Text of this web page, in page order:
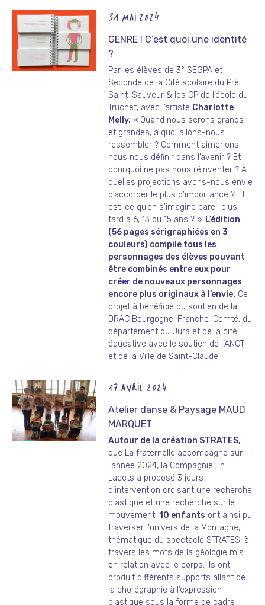
31 MAI 2024
GENRE ! C’est quoi une identité
?
Par les élèves de 3° SEGPA et
Seconde de la Cité scolaire du Pré
Saint-Sauveur & les CP de l’école du
Truchet, avec l’artiste Charlotte
Melly. « Quand nous serons grands
et grandes, à quoi allons-nous
ressembler ? Comment aimerions-
nous nous définir dans l’avenir ? Et
pourquoi ne pas nous réinventer ? À
quelles projections avons-nous envie
d’accorder le plus d’importance ? Et
est-ce qu’on s’imagine pareil plus
tard à 6, 13 ou 15 ans ? ». L’édition
(56 pages sérigraphiées en 3
couleurs) compile tous les
personnages des élèves pouvant
être combinés entre eux pour
créer de nouveaux personnages
encore plus originaux à l’envie. Ce
projet à bénéficié du soutien de la
DRAC Bourgogne-Franche-Comté, du
département du Jura et de la cité
éducative avec le soutien de l’ANCT
et de la Ville de Saint-Claude.
17 AVRIL 2024
Atelier danse & Paysage MAUD
MARQUET
Autour de la création STRATES,
que La fraternelle accompagne sur
l’année 2024, la Compagnie En
Lacets a proposé 3 jours
d’intervention croisant une recherche
plastique et une recherche sur le
mouvement. 10 enfants ont ainsi pu
traverser l’univers de la Montagne,
thématique du spectacle STRATES, à
travers les mots de la géologie mis
en relation avec le corps. Ils ont
produit différents supports allant de
la chorégraphie à l’expression
plastique sous la forme de cadre